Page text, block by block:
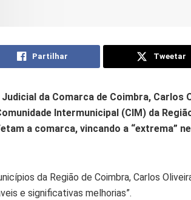
Partilhar Tweetar
da Comarca de Coimbra, Carlos
Intermunicipal (CIM) da
a comarca, vincando a “extrema”
da Região de Coimbra, Carlos
e significativas melhorias”.